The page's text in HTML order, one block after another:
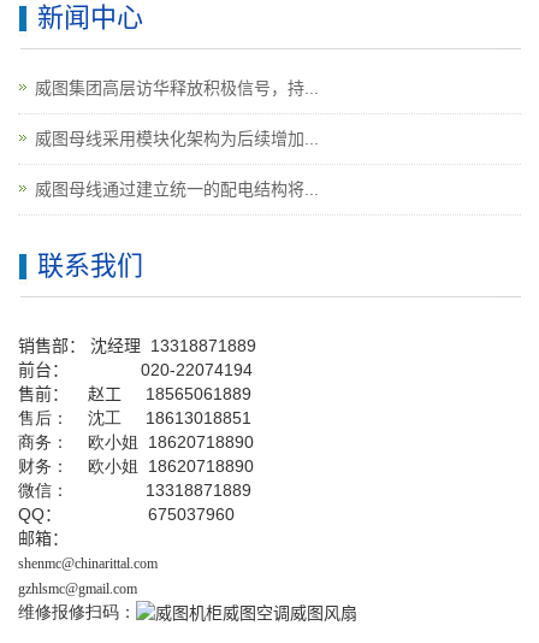
新闻中心
威图集团高层访华释放积极信号，持...
威图母线采用模块化架构为后续增加...
威图母线通过建立统一的配电结构将...
联系我们
销售部： 沈经理 13318871889
前台： 020-22074194
售前： 赵工 18565061889
售后： 沈工 18613018851
商务： 欧小姐 18620718890
财务： 欧小姐 18620718890
微信： 13318871889
QQ： 675037960
邮箱：
shenmc@chinarittal.com
gzhlsmc@gmail.com
维修报修扫码：